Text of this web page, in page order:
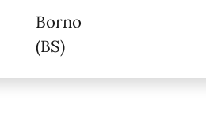
Borno
(BS)